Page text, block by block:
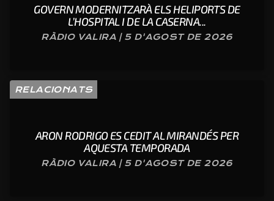
GOVERN MODERNITZARÀ ELS HELIPORTS DE
L’HOSPITAL I DE LA CASERNA...
RÀDIO VALIRA | 5 D'AGOST DE 2026
RELACIONATS
ARON RODRIGO ES CEDIT AL MIRANDÉS PER
AQUESTA TEMPORADA
RÀDIO VALIRA | 5 D'AGOST DE 2026